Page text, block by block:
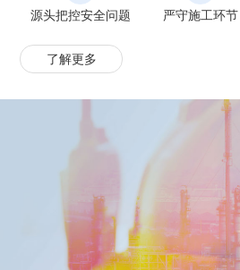
源头把控安全问题 严守施工环节
了解更多